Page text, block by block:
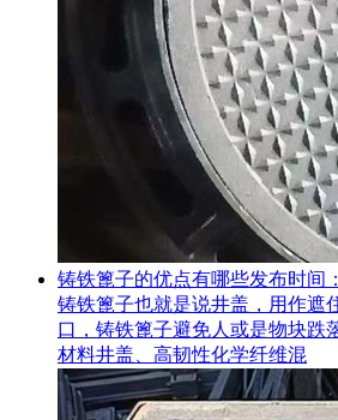
铸铁篦子的优点有哪些发布时间
铸铁篦子也就是说井盖，用作遮
口，铸铁篦子避免人或是物块跌
材料井盖、高韧性化学纤维混